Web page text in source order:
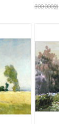
300,000원